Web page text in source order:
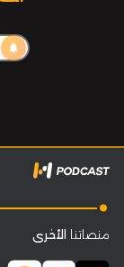
notifications
.
منصاتنا الأخرى